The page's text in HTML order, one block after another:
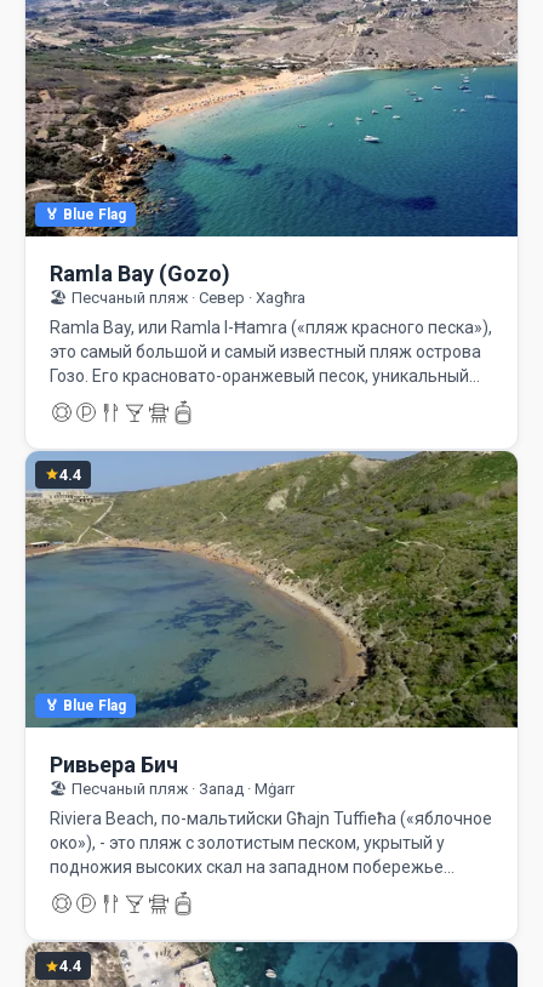
🏅 Blue Flag
Ramla Bay (Gozo)
🏖️ Песчаный пляж · Север · Xagħra
Ramla Bay, или Ramla l-Ħamra («пляж красного песка»),
это самый большой и самый известный пляж острова
Гозо. Его красновато-оранжевый песок, уникальный…
4.4
🏅 Blue Flag
Ривьера Бич
🏖️ Песчаный пляж · Запад · Mġarr
Riviera Beach, по-мальтийски Għajn Tuffieħa («яблочное
око»), - это пляж с золотистым песком, укрытый у
подножия высоких скал на западном побережье…
4.4